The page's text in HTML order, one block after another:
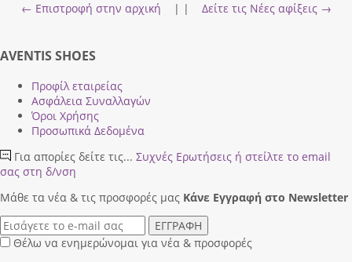
← Επιστροφή στην αρχική | | Δείτε τις Νέες αφίξεις →
AVENTIS SHOES
Προφίλ εταιρείας
Ασφάλεια Συναλλαγών
Όροι Χρήσης
Προσωπικά Δεδομένα
Για απορίες δείτε τις... Συχνές Ερωτήσεις ή στείλτε το email
σας στη δ/νση
Μάθε τα νέα & τις προσφορές μας Κάνε Eγγραφή στο Newsletter
ΕΓΓΡΑΦΗ
Θέλω να ενημερώνομαι για νέα & προσφορές